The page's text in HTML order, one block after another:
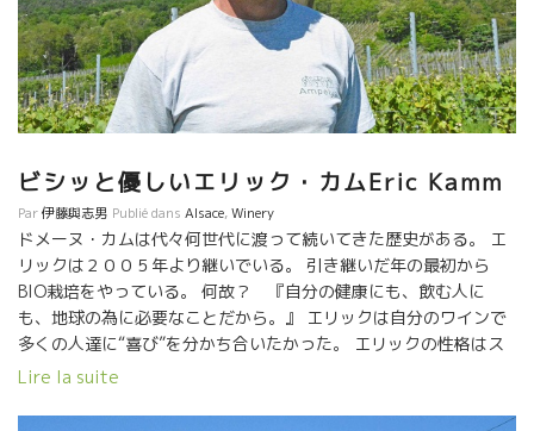
ビシッと優しいエリック・カムEric Kamm
Par伊藤與志男 Publié dans Alsace,Winery
ドメーヌ・カムは代々何世代に渡って続いてきた歴史がある。 エ
リックは２００５年より継いでいる。 引き継いだ年の最初から
BIO栽培をやっている。 何故？ 『自分の健康にも、飲む人に
も、地球の為に必要なことだから。』 エリックは自分のワインで
多くの人達に“喜び”を分かち合いたかった。 エリックの性格はス
カッと明確さがある。 アルザス人らしいゲルマン系の頑固さを備
も、周りに気を遣う細やかさ、優しさも備えている。 たったの
Lire la suite